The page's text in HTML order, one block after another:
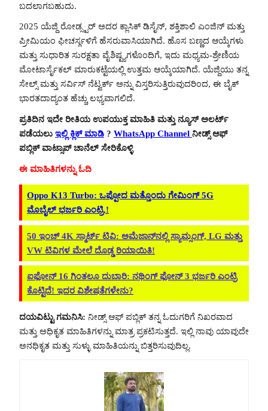
ಬದಲಾಗಬಹುದು.
2025 ಯೆಜ್ದಿ ರೋಡ್ಸ್ಟರ್ ಅದರ ಕ್ಲಾಸಿಕ್ ಡಿಸೈನ್, ಶಕ್ತಿಶಾಲಿ ಎಂಜಿನ್ ಮತ್ತು
ಪ್ರೀಮಿಯಂ ಫೀಚರ್ಸ್ಗಳಿಗೆ ಹೆಸರುವಾಸಿಯಾಗಿದೆ. ಹೊಸ ಬಣ್ಣದ ಆಯ್ಕೆಗಳು
ಮತ್ತು ಸುಧಾರಿತ ಸುರಕ್ಷತಾ ವೈಶಿಷ್ಟ್ಯಗಳೊಂದಿಗೆ, ಇದು ಮಧ್ಯಮ-ಶ್ರೇಣಿಯ
ಮೋಟಾರ್ಸೈಕಲ್ ಮಾರುಕಟ್ಟೆಯಲ್ಲಿ ಉತ್ತಮ ಆಯ್ಕೆಯಾಗಿದೆ. ಯೆಜ್ದಿಯು ತನ್ನ
ಸೇಲ್ಸ್ ಮತ್ತು ಸರ್ವಿಸ್ ನೆಟ್ವರ್ಕ್ ಅನ್ನು ವಿಸ್ತರಿಸುತ್ತಿರುವುದರಿಂದ, ಈ ಬೈಕ್
ಭಾರತದಾದ್ಯಂತ ಹೆಚ್ಚು ಲಭ್ಯವಾಗಲಿದೆ.
ಪ್ರತಿದಿನ ಇದೇ ರೀತಿಯ ಉಪಯುಕ್ತ ಮಾಹಿತಿ ಮತ್ತು ನ್ಯೂಸ್ ಅಲರ್ಟ್
ಪಡೆಯಲು ಇಲ್ಲಿ ಕ್ಲಿಕ್ ಮಾಡಿ ? WhatsApp Channel ನೀಡ್ಸ್ ಆಫ್
ಪಬ್ಲಿಕ್ ವಾಟ್ಸಾಪ್ ಚಾನೆಲ್ ಸೇರಿಕೊಳ್ಳಿ
ಈ ಮಾಹಿತಿಗಳನ್ನು ಓದಿ
Oppo K13 Turbo: ಒಪ್ಪೋದ ಮತ್ತೊಂದು ಗೇಮಿಂಗ್ 5G
ಮೊಬೈಲ್ ಭರ್ಜರಿ ಎಂಟ್ರಿ.!
50 ಇಂಚ್ 4K ಸ್ಮಾರ್ಟ್ ಟಿವಿ: ಅಮೆಜಾನ್‌ನಲ್ಲಿ ಸ್ಯಾಮ್ಸಂಗ್, LG ಮತ್ತು
VW ಟಿವಿಗಳ ಮೇಲೆ ದೊಡ್ಡ ರಿಯಾಯಿತಿ!
ಐಫೋನ್ 16 ಗಿಂತಲೂ ದುಬಾರಿ: ನಥಿಂಗ್ ಫೋನ್ 3 ಭರ್ಜರಿ ಎಂಟ್ರಿ
ಕೊಟ್ಟಿದೆ! ಇದರ ವಿಶೇಷತೆಗಳೇನು?
ದಯವಿಟ್ಟು ಗಮನಿಸಿ: ನೀಡ್ಸ್ ಆಫ್ ಪಬ್ಲಿಕ್ ತನ್ನ ಓದುಗರಿಗೆ ನಿಖರವಾದ
ಮತ್ತು ಅಧಿಕೃತ ಮಾಹಿತಿಗಳನ್ನು ಮಾತ್ರ ಪ್ರಕಟಿಸುತ್ತದೆ. ಇಲ್ಲಿ ನಾವು ಯಾವುದೇ
ಅನಧಿಕೃತ ಮತ್ತು ಸುಳ್ಳು ಮಾಹಿತಿಯನ್ನು ಬಿತ್ತರಿಸುವುದಿಲ್ಲ.